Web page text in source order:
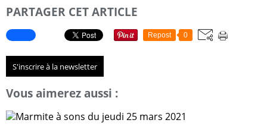
PARTAGER CET ARTICLE
Repost 0
S'inscrire à la newsletter
Vous aimerez aussi :